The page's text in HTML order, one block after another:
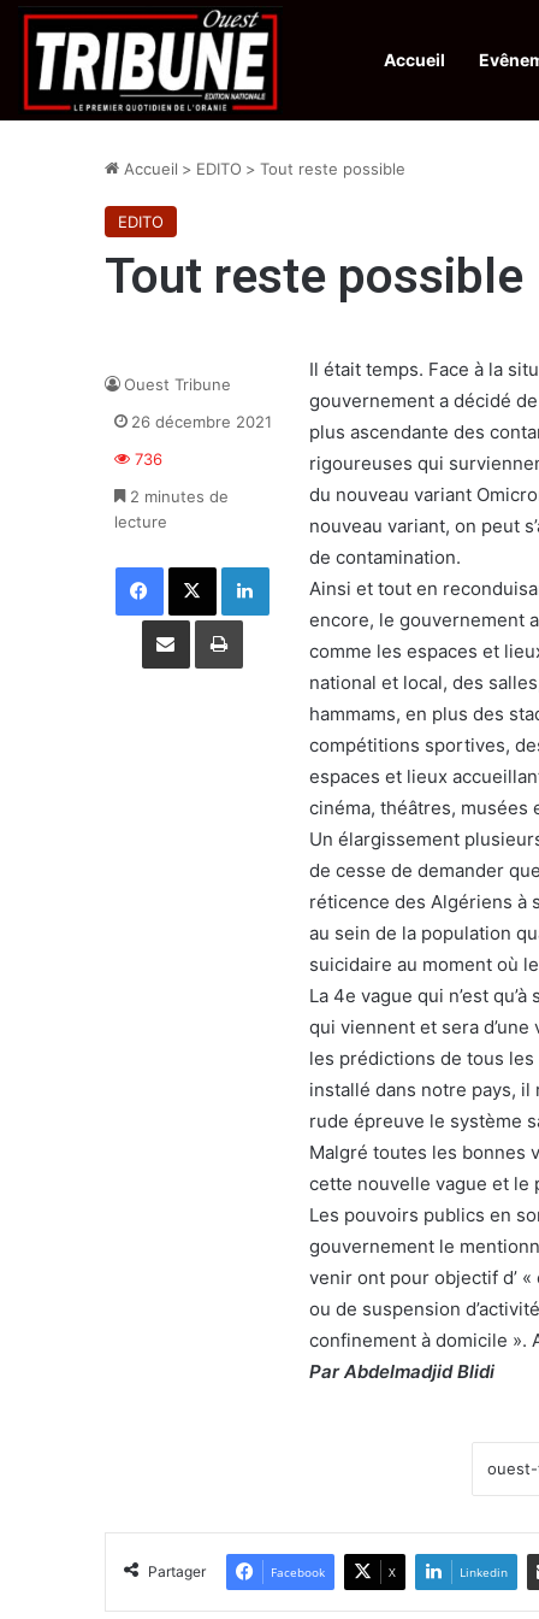
Accueil
Infos en Direct: Protection de la ville sainte d’El-Qods : l’Algérie
Accueil > EDITO > Tout reste possible
EDITO
Tout reste possible
Il était temps. Face à la
gouvernement a décidé
plus ascendante des
rigoureuses qui
du nouveau variant
nouveau variant, on peut
de contamination.
Ainsi et tout en
encore, le gouvernement
comme les espaces et
national et local, des
hammams, en plus des
compétitions sportives,
espaces et lieux
cinéma, théâtres, musées
Un élargissement
de cesse de demander
réticence des Algériens à
au sein de la population
suicidaire au moment où
La 4e vague qui n’est
qui viennent et sera
les prédictions de tous les
installé dans notre pays,
rude épreuve le système
Malgré toutes les bonnes
cette nouvelle vague et le
Les pouvoirs publics en
gouvernement le
venir ont pour objectif d’
ou de suspension
confinement à domicile ».
Par Abdelmadjid Blidi
Ouest Tribune
26 décembre 2021
736
2 minutes de
lecture
Facebook X Linkedin
Partager par email Imprimer
Partager Facebook X Linkedin